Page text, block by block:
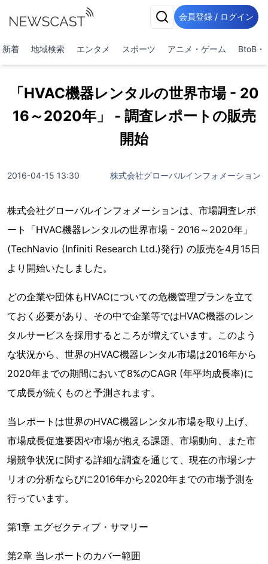
会員登録 / ログイン
新着 地域検索 エンタメ スポーツ アニメ・ゲーム BtoB・
「HVAC機器レンタルの世界市場 - 20
16～2020年」 - 調査レポートの販売
開始
2016-04-15 13:30 株式会社グローバルインフォメーション
株式会社グローバルインフォメーションは、市場調査レポ
ート「HVAC機器レンタルの世界市場 - 2016～2020年」
(TechNavio (Infiniti Research Ltd.)発行) の販売を4月15日
より開始いたしました。
どの企業や団体もHVACについての危機管理プランを立て
ておく必要があり、その中で企業等ではHVAC機器のレン
タルサービスを採用するところが増えています。このよう
な状況から、世界のHVAC機器レンタル市場は2016年から
2020年までの期間において8%のCAGR (年平均成長率)に
て成長が続くものと予測されます。
当レポートは世界のHVAC機器レンタル市場を取り上げ、
市場成長促進要因や市場が抱える課題、市場動向、また市
場競争状況に関する詳細な調査を通じて、現在の市場シナ
リオの分析ならびに2016年から2020年までの市場予測を
行っています。
第1章 エグゼクティブ・サマリー
第2章 当レポートのカバー範囲